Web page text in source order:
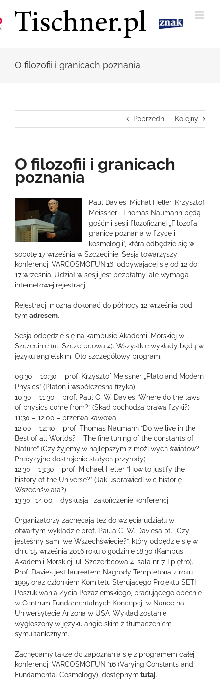
zawartości
O filozofii i granicach poznania
Poprzedni Kolejny
O filozofii i granicach
poznania
większy
obrazek
Paul Davies, Michał Heller, Krzysztof
Meissner i Thomas Naumann będą
gośćmi sesji filozoficznej „Filozofia i
granice poznania w fizyce i
kosmologii”, która odbędzie się w
sobotę 17 września w Szczecinie. Sesja towarzyszy
konferencji VARCOSMOFUN’16, odbywającej się od 12 do
17 września. Udział w sesji jest bezpłatny, ale wymaga
internetowej rejestracji.
Rejestracji można dokonać do północy 12 września pod
tym adresem.
Sesja odbędzie się na kampusie Akademii Morskiej w
Szczecinie (ul. Szczerbcowa 4). Wszystkie wykłady będą w
języku angielskim. Oto szczegółowy program:
09:30 – 10:30 – prof. Krzysztof Meissner „Plato and Modern
Physics” (Platon i współczesna fizyka)
10:30 – 11:30 – prof. Paul C. W. Davies “Where do the laws
of physics come from?” (Skąd pochodzą prawa fizyki?)
11:30 – 12:00 – przerwa kawowa
12:00 – 12:30 – prof. Thomas Naumann “Do we live in the
Best of all Worlds? – The fine tuning of the constants of
Nature” (Czy żyjemy w najlepszym z możliwych światów?
Precyzyjne dostrojenie stałych przyrody)
12:30 – 13:30 – prof. Michael Heller “How to justify the
history of the Universe?” (Jak usprawiedliwić historię
Wszechświata?)
13:30- 14:00 – dyskusja i zakończenie konferencji
Organizatorzy zachęcają też do wzięcia udziału w
otwartym wykładzie prof. Paula C. W. Daviesa pt. „Czy
jesteśmy sami we Wszechświecie?”, który odbędzie się w
dniu 15 września 2016 roku o godzinie 18.30 (Kampus
Akademii Morskiej, ul. Szczerbcowa 4, sala nr 7, I piętro).
Prof. Davies jest laureatem Nagrody Templetona z roku
1995 oraz członkiem Komitetu Sterującego Projektu SETI –
Poszukiwania Życia Pozaziemskiego, pracującego obecnie
w Centrum Fundamentalnych Koncepcji w Nauce na
Uniwersytecie Arizona w USA. Wykład zostanie
wygłoszony w języku angielskim z tłumaczeniem
symultanicznym.
Zachęcamy także do zapoznania się z programem całej
konferencji VARCOSMOFUN ’16 (Varying Constants and
Fundamental Cosmology), dostępnym tutaj.